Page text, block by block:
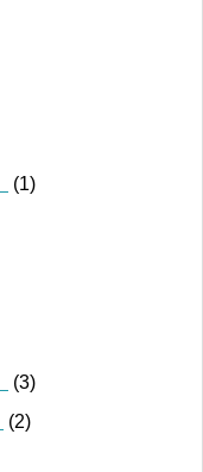
(1)
(3)
(2)